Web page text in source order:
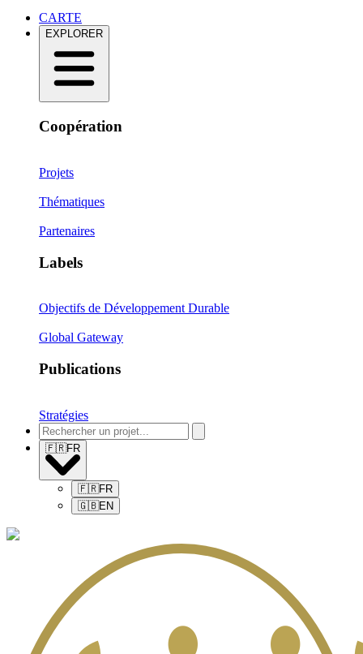
CARTE
EXPLORER
Coopération
Projets
Thématiques
Partenaires
Labels
Objectifs de Développement Durable
Global Gateway
Publications
Stratégies
🇫🇷FR
🇫🇷FR
🇬🇧EN